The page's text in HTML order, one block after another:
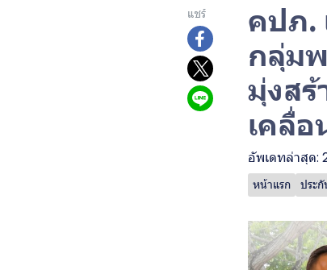
แชร์
คปภ.
กลุ่ม
มุ่งส
เคลื่
อัพเดทล่าสุด:
หน้าแรก ประกั